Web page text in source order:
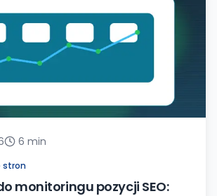
6 min
stron
monitoringu pozycji SEO: